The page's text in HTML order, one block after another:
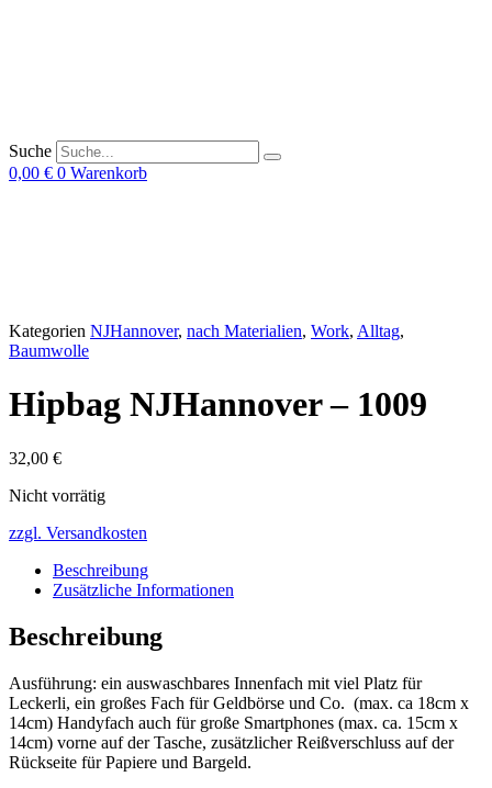
Suche
0,00 € 0 Warenkorb
Kategorien NJHannover, nach Materialien, Work, Alltag,
Baumwolle
Hipbag NJHannover – 1009
32,00 €
Nicht vorrätig
zzgl. Versandkosten
Beschreibung
Zusätzliche Informationen
Beschreibung
Ausführung: ein auswaschbares Innenfach mit viel Platz für
Leckerli, ein großes Fach für Geldbörse und Co. (max. ca 18cm x
14cm) Handyfach auch für große Smartphones (max. ca. 15cm x
14cm) vorne auf der Tasche, zusätzlicher Reißverschluss auf der
Rückseite für Papiere und Bargeld.